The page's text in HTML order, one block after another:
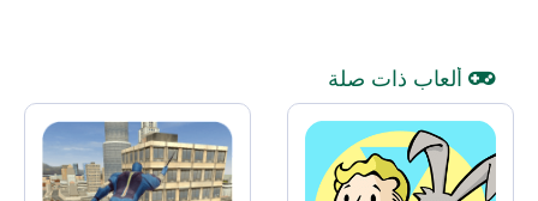
ألعاب ذات صلة